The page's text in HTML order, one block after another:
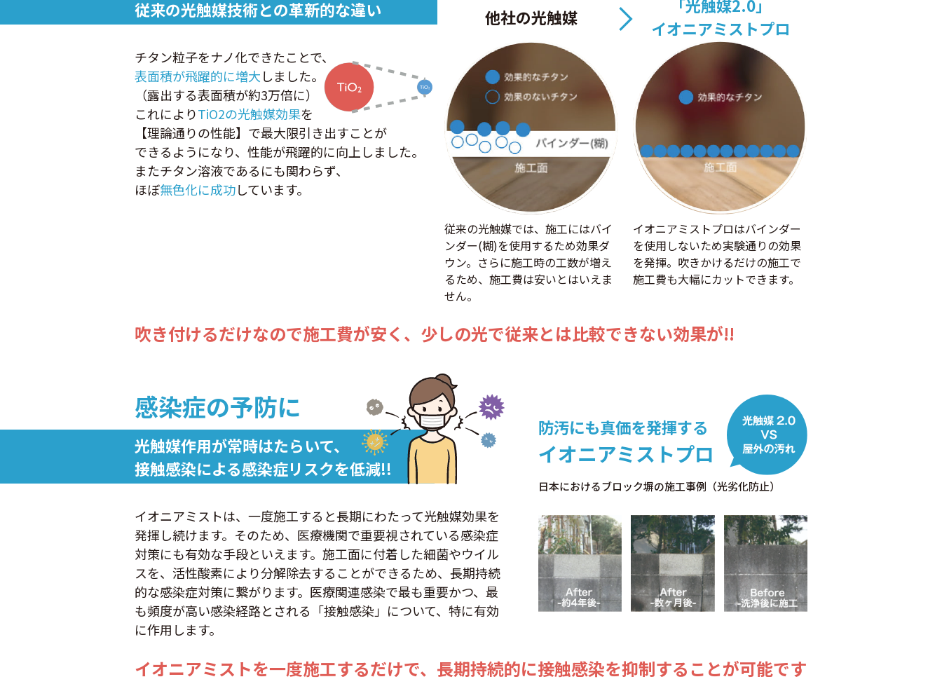
従来の光触媒技術との革新的な違い
チタン粒子をナノ化できたことで、
表面積が飛躍的に増大しました。
（露出する表面積が約3万倍に）
これによりTiO2の光触媒効果を
【理論通りの性能】で最大限引き出すことが
できるようになり、性能が飛躍的に向上しました。
またチタン溶液であるにも関わらず、
ほぼ無色化に成功しています。
他社の光触媒
従来の光触媒では、施工にはバイ
ンダー(糊)を使用するため効果ダ
ウン。さらに施工時の工数が増え
るため、施工費は安いとはいえま
せん。
「光触媒2.0」
イオニアミストプロ
イオニアミストプロはバインダー
を使用しないため実験通りの効果
を発揮。吹きかけるだけの施工で
施工費も大幅にカットできます。
吹き付けるだけなので施工費が安く、 少しの光で従来とは比較できない効果が!!
感染症の予防に
光触媒作用が常時はたらいて、
接触感染による感染症リスクを低減!!
イオニアミストは、一度施工すると長期にわたって光触媒効果を
発揮し続けます。そのため、医療機関で重要視されている感染症
対策にも有効な手段といえます。施工面に付着した細菌やウイル
スを、活性酸素により分解除去することができるため、長期持続
的な感染症対策に繋がります。医療関連感染で最も重要かつ、最
も頻度が高い感染経路とされる「接触感染」について、特に有効
に作用します。
防汚にも真価を発揮する
イオニアミストプロ
日本におけるブロック塀の施工事例（光劣化防止）
イオニアミストを一度施工するだけで、 長期持続的に接触感染を抑制することが可能です